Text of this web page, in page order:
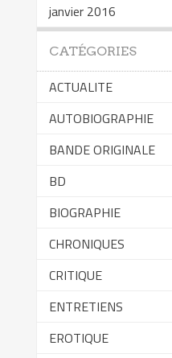
janvier 2016
CATÉGORIES
ACTUALITE
AUTOBIOGRAPHIE
BANDE ORIGINALE
BD
BIOGRAPHIE
CHRONIQUES
CRITIQUE
ENTRETIENS
EROTIQUE